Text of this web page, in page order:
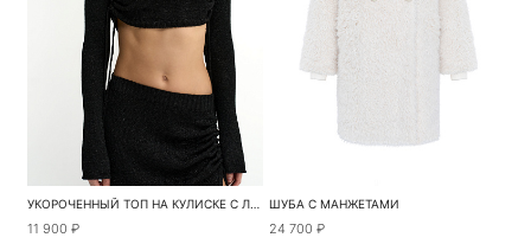
УКОРОЧЕННЫЙ ТОП НА КУЛИСКЕ С ЛЮРЕКСОМ
11 900 ₽
ШУБА С МАНЖЕТАМИ
24 700 ₽